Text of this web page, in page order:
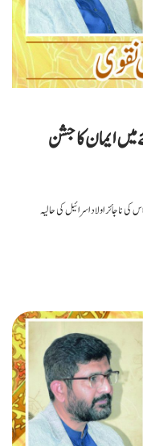
ایمان کا جشن
کی ناجائز اولاد اسرائیل کی حالیہ